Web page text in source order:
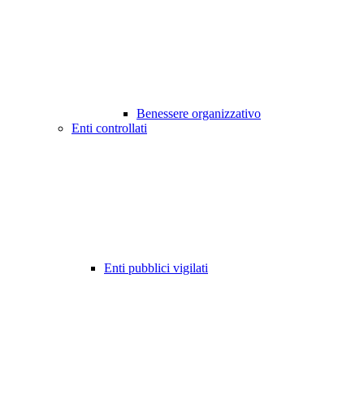
Benessere organizzativo
Enti controllati
Enti pubblici vigilati